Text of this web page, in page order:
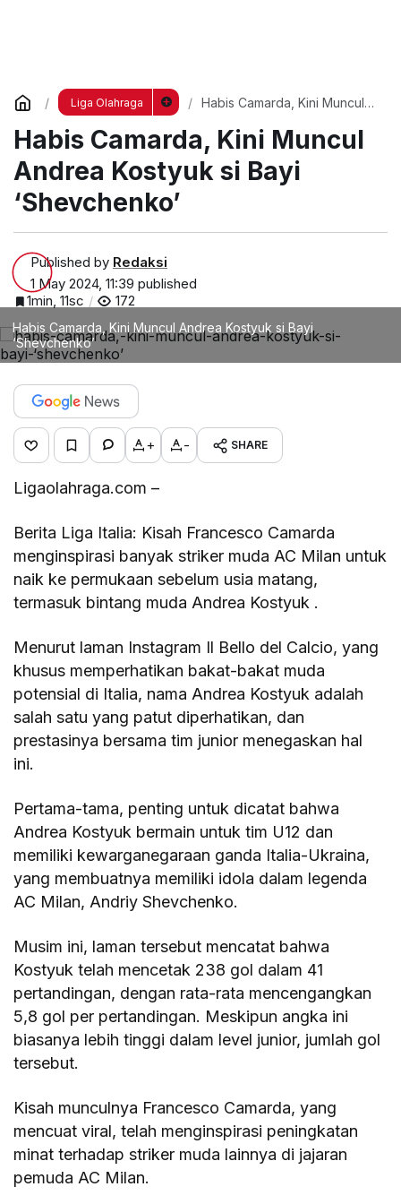
Liga Olahraga
Habis Camarda, Kini Muncul
‘Shevchenko’
Habis Camarda, Kini Muncul
Andrea Kostyuk si Bayi
‘Shevchenko’
Published by Redaksi
1 May 2024, 11:39 published
1min, 11sc
172
Habis Camarda, Kini Muncul Andrea Kostyuk si Bayi
‘Shevchenko’
+ - SHARE
Ligaolahraga.com –
Berita Liga Italia: Kisah Francesco Camarda
menginspirasi banyak striker muda AC Milan untuk
naik ke permukaan sebelum usia matang,
termasuk bintang muda Andrea Kostyuk .
Menurut laman Instagram Il Bello del Calcio, yang
khusus memperhatikan bakat-bakat muda
potensial di Italia, nama Andrea Kostyuk adalah
salah satu yang patut diperhatikan, dan
prestasinya bersama tim junior menegaskan hal
ini.
Pertama-tama, penting untuk dicatat bahwa
Andrea Kostyuk bermain untuk tim U12 dan
memiliki kewarganegaraan ganda Italia-Ukraina,
yang membuatnya memiliki idola dalam legenda
AC Milan, Andriy Shevchenko.
Musim ini, laman tersebut mencatat bahwa
Kostyuk telah mencetak 238 gol dalam 41
pertandingan, dengan rata-rata mencengangkan
5,8 gol per pertandingan. Meskipun angka ini
biasanya lebih tinggi dalam level junior, jumlah gol
tersebut.
Kisah munculnya Francesco Camarda, yang
mencuat viral, telah menginspirasi peningkatan
minat terhadap striker muda lainnya di jajaran
pemuda AC Milan.